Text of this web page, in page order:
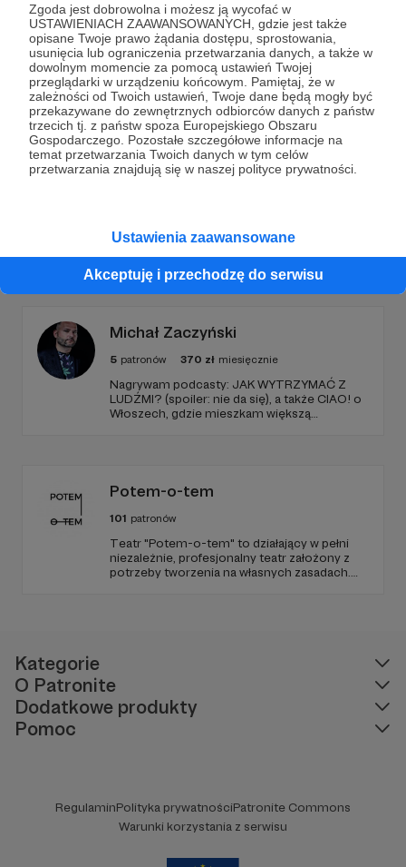
Zgoda jest dobrowolna i możesz ją wycofać w
USTAWIENIACH ZAAWANSOWANYCH, gdzie jest także
opisane Twoje prawo żądania dostępu, sprostowania,
usunięcia lub ograniczenia przetwarzania danych, a także w
dowolnym momencie za pomocą ustawień Twojej
przeglądarki w urządzeniu końcowym. Pamiętaj, że w
zależności od Twoich ustawień, Twoje dane będą mogły być
przekazywane do zewnętrznych odbiorców danych z państw
trzecich tj. z państw spoza Europejskiego Obszaru
Gospodarczego. Pozostałe szczegółowe informacje na
temat przetwarzania Twoich danych w tym celów
przetwarzania znajdują się w naszej polityce prywatności.
Ustawienia zaawansowane
Akceptuję i przechodzę do serwisu
Dołącz do grona Patronów!
Wesprzyj działalność AutoraPeter Bielack już teraz!
Zostań Patronem
Promowani autorzy
Michał Zaczyński
5 patronów 370 zł miesięcznie
Nagrywam podcasty: JAK WYTRZYMAĆ Z
LUDŹMI? (spoiler: nie da się), a także CIAO! o
Włoszech, gdzie mieszkam większą
Potem-o-tem
101 patronów
Teatr "Potem-o-tem" to działający w pełni
niezależnie, profesjonalny teatr założony z
potrzeby tworzenia na własnych zasadach.
Kategorie
O Patronite
Dodatkowe produkty
Pomoc
RegulaminPolityka prywatnościPatronite Commons
Warunki korzystania z serwisu